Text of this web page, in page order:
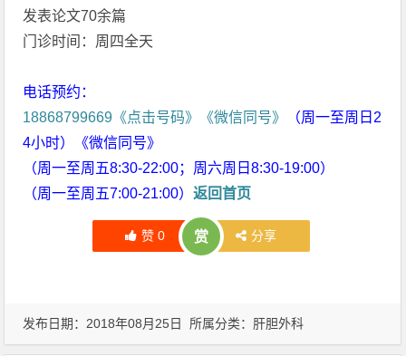
发表论文70余篇
门诊时间：周四全天
电话预约：
18868799669《点击号码》《微信同号》
（周一至周日2
4小时）《微信同号》
（周一至周五8:30-22:00；周六周日8:30-19:00）
（周一至周五7:00-21:00）返回首页
赞 0 赏 分享
发布日期：2018年08月25日 所属分类： 肝胆外科